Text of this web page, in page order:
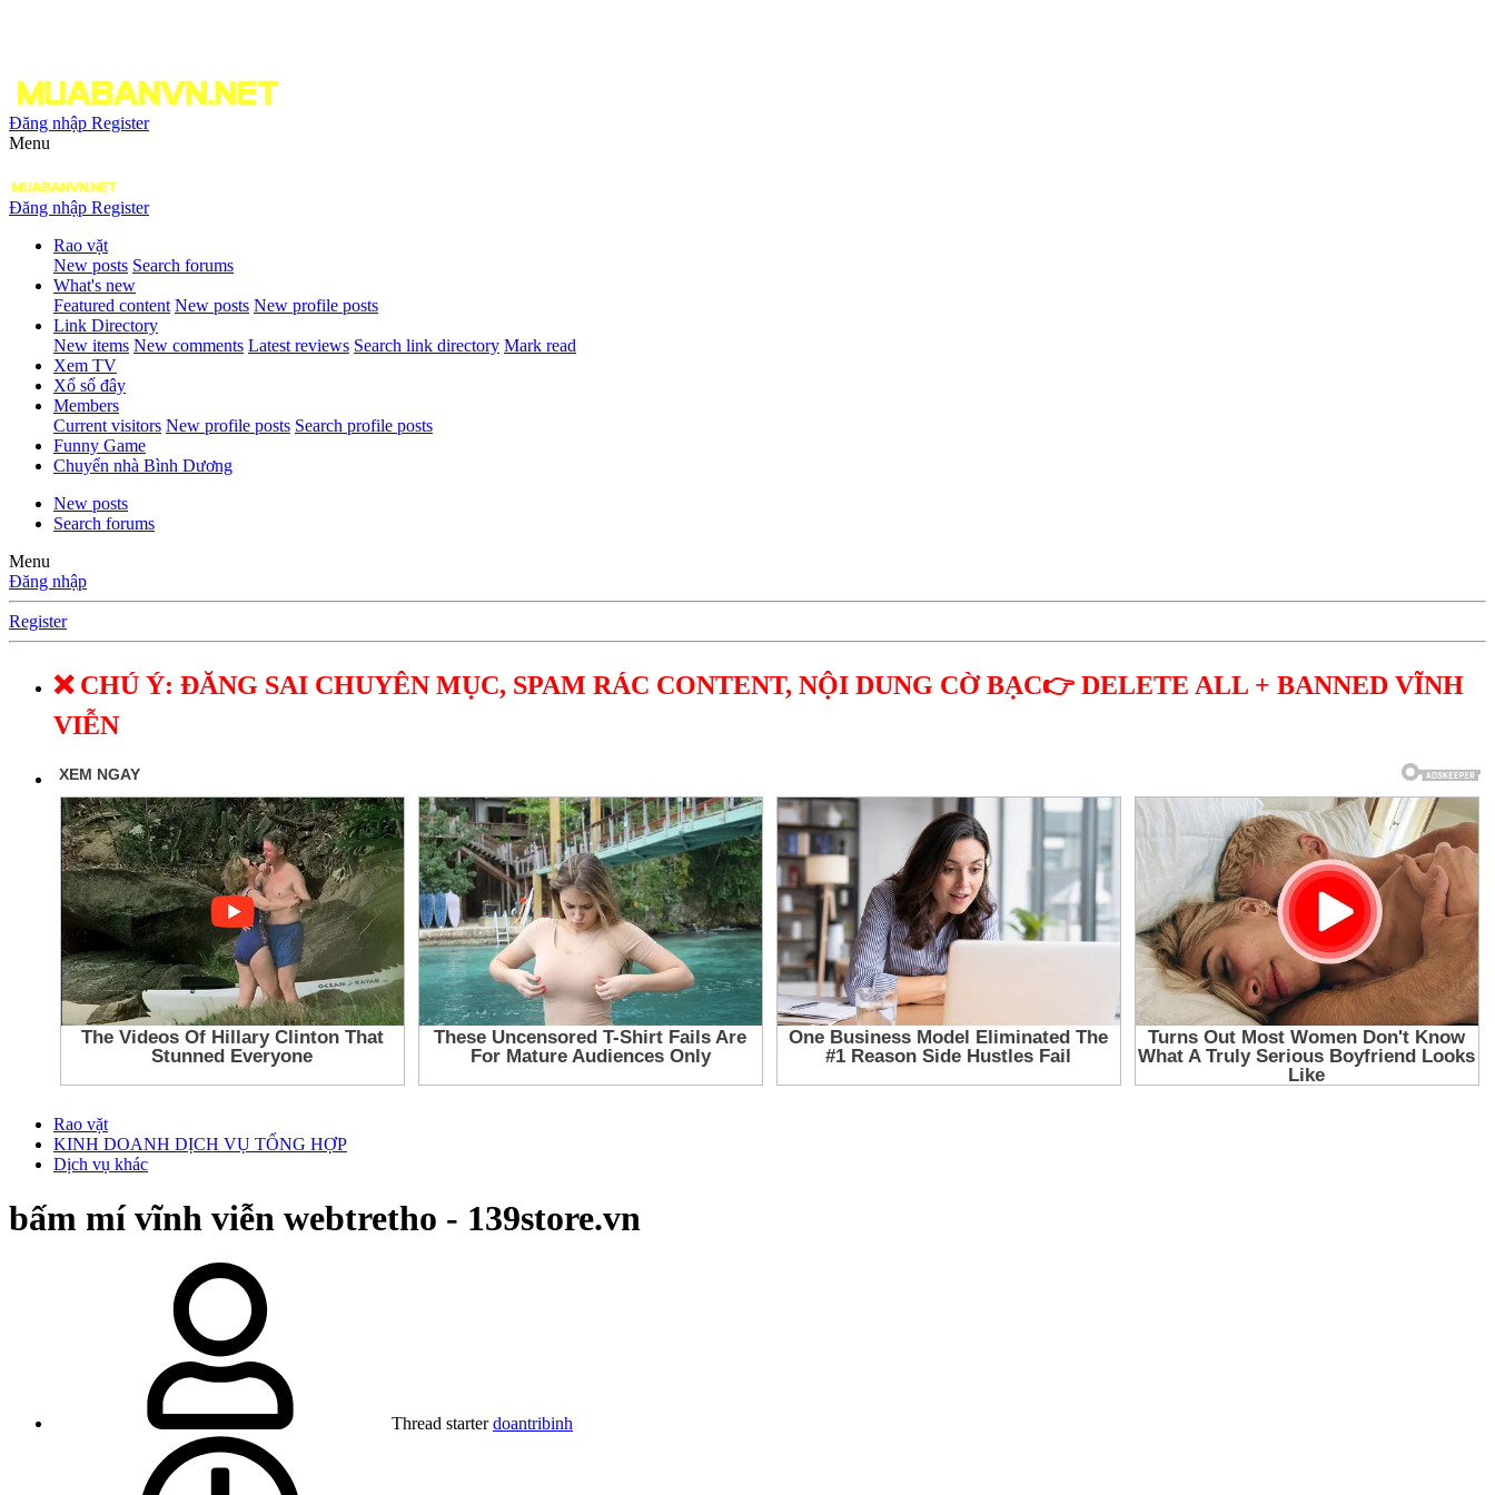
Đăng nhập Register
Menu
Đăng nhập Register
Rao vặt
New posts Search forums
What's new
Featured content New posts New profile posts
Link Directory
New items New comments Latest reviews Search link directory Mark read
Xem TV
Xổ số đây
Members
Current visitors New profile posts Search profile posts
Funny Game
Chuyển nhà Bình Dương
New posts
Search forums
Menu
Đăng nhập
Register
❌ CHÚ Ý: ĐĂNG SAI CHUYÊN MỤC, SPAM RÁC CONTENT, NỘI DUNG CỜ BẠC👉 DELETE ALL + BANNED VĨNH
VIỄN
Rao vặt
KINH DOANH DỊCH VỤ TỔNG HỢP
Dịch vụ khác
bấm mí vĩnh viễn webtretho - 139store.vn
Thread starter doantribinh